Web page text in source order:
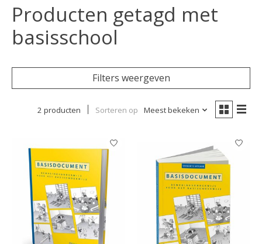
Producten getagd met
basisschool
Filters weergeven
2 producten Sorteren op Meest bekeken